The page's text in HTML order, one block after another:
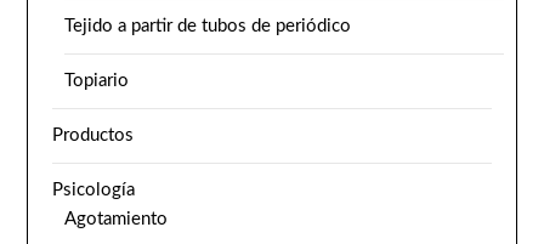
Tejido a partir de tubos de periódico
Topiario
Productos
Psicología
Agotamiento